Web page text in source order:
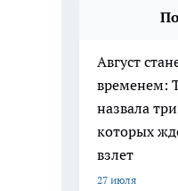
Август
временем:
назвала
которых
взлет
27 июля